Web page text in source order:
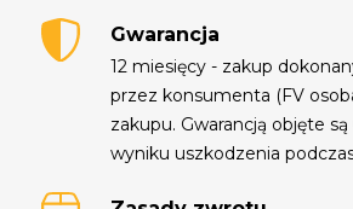
Gwarancja
12 miesięcy - zakup
przez konsumenta (FV
zakupu. Gwarancją objęte
wyniku uszkodzenia